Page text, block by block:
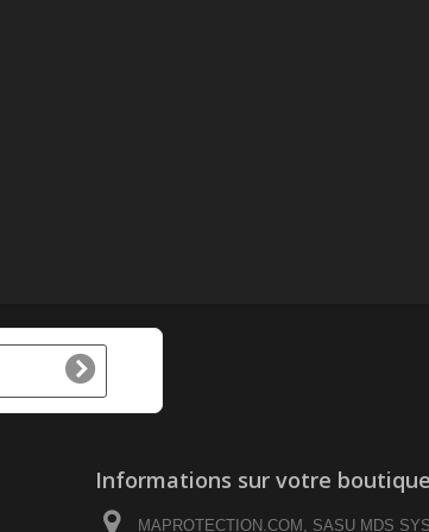
Informations sur votre boutique
MAPROTECTION.COM, SASU MDS